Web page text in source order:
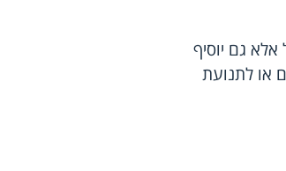
גם יוסיף
או לתנועת